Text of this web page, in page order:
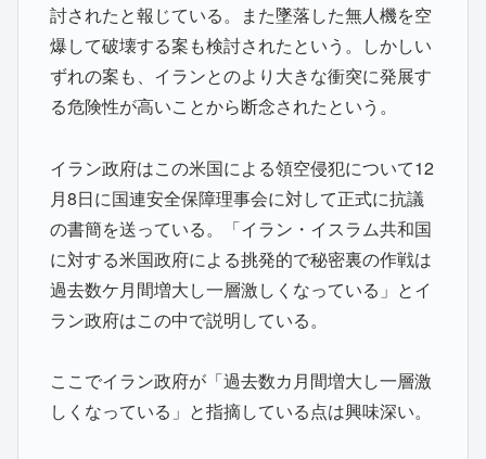
討されたと報じている。また墜落した無人機を空
爆して破壊する案も検討されたという。しかしい
ずれの案も、イランとのより大きな衝突に発展す
る危険性が高いことから断念されたという。
イラン政府はこの米国による領空侵犯について12
月8日に国連安全保障理事会に対して正式に抗議
の書簡を送っている。「イラン・イスラム共和国
に対する米国政府による挑発的で秘密裏の作戦は
過去数ケ月間増大し一層激しくなっている」とイ
ラン政府はこの中で説明している。
ここでイラン政府が「過去数カ月間増大し一層激
しくなっている」と指摘している点は興味深い。